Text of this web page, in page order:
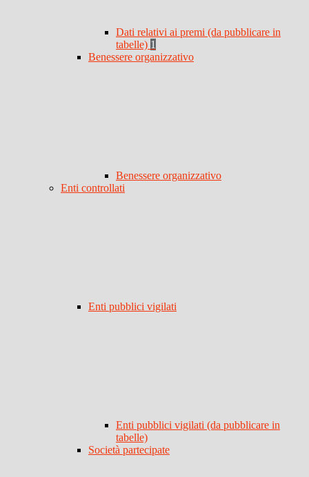
Dati relativi ai premi (da pubblicare in
tabelle) 1
Benessere organizzativo
Benessere organizzativo
Enti controllati
Enti pubblici vigilati
Enti pubblici vigilati (da pubblicare in
tabelle)
Società partecipate